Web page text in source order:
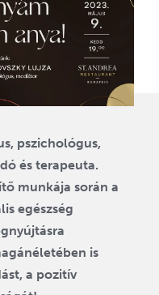
pszichológus,
és terapeuta.
munkája során a
egészség
is
a pozitív